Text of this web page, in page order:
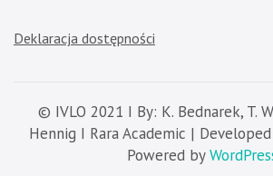
Deklaracja dostępności
© IVLO 2021 I By: K. Bednarek, T.
Hennig I Rara Academic |
Powered by